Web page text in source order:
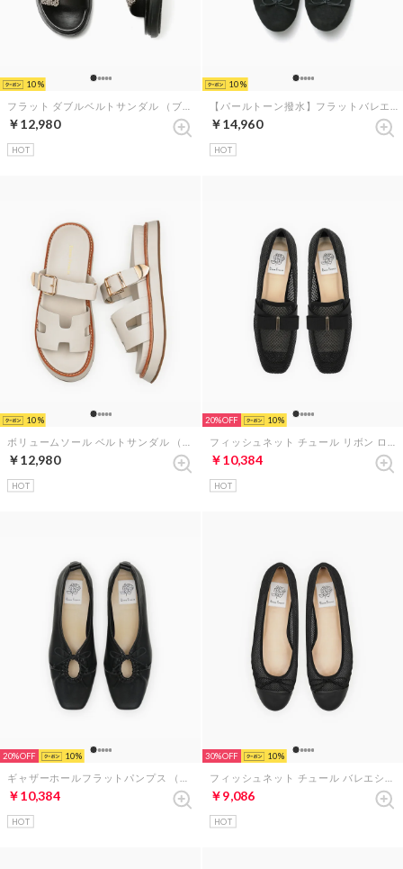
10
￥12,980
HOT
10
￥14,960
HOT
10
￥12,980
HOT
20% 10
￥10,384
HOT
20% 10
￥10,384
HOT
30% 10
￥9,086
HOT